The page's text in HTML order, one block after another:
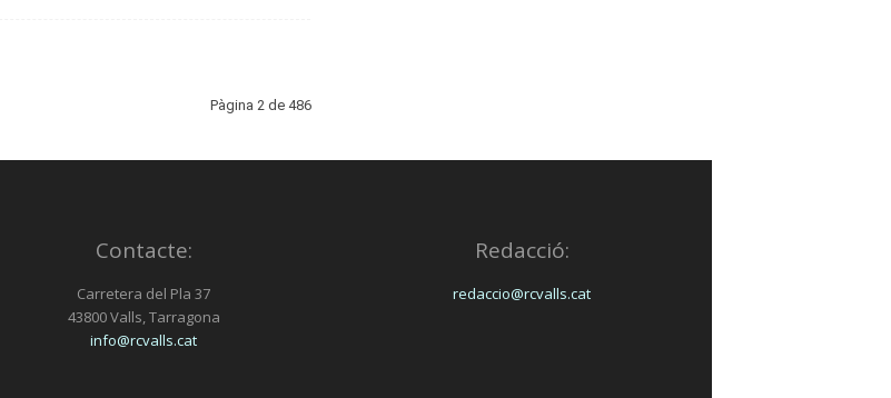
Pàgina 2 de 486
Contacte:
Carretera del Pla 37
43800 Valls, Tarragona
info@rcvalls.cat
Redacció:
redaccio@rcvalls.cat